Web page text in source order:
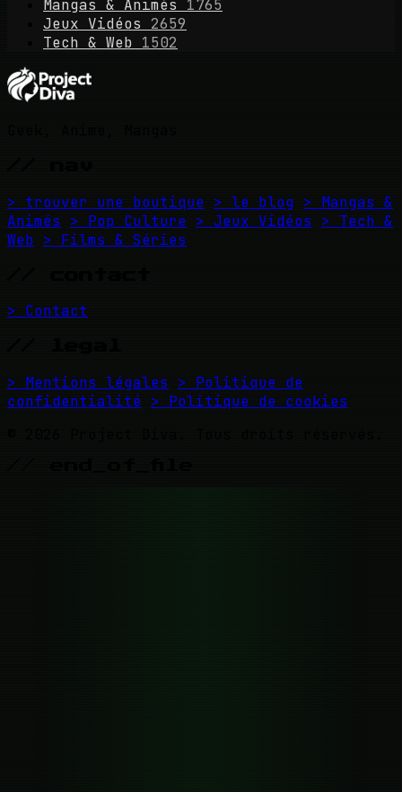
Mangas & Animés
1765
Jeux Vidéos
2659
Tech & Web 1502
> trouver une boutique > le blog > Mangas &
Animés
> Pop Culture > Jeux Vidéos
> Tech &
Web > Films & Séries
> Contact
> Mentions légales
> Politique de
confidentialité > Politique de cookies